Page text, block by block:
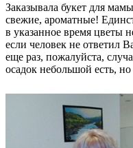
Заказывала букет для
свежие, ароматные!
в указанное время цветы
если человек не ответил
еще раз, пожалуйста,
осадок небольшой есть,